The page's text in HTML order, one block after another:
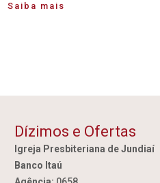
Saiba mais
Dízimos e Ofertas
Igreja Presbiteriana de Jundiaí
Banco Itaú